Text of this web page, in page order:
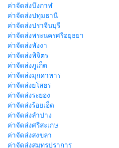
ค่าจัดส่งบึงกาฬ
ค่าจัดส่งปทุมธานี
ค่าจัดส่งปราจีนบุรี
ค่าจัดส่งพระนครศรีอยุธยา
ค่าจัดส่งพังงา
ค่าจัดส่งพิจิตร
ค่าจัดส่งภูเก็ต
ค่าจัดส่งมุกดาหาร
ค่าจัดส่งยโสธร
ค่าจัดส่งระยอง
ค่าจัดส่งร้อยเอ็ด
ค่าจัดส่งลำปาง
ค่าจัดส่งศรีสะเกษ
ค่าจัดส่งสงขลา
ค่าจัดส่งสมุทรปราการ